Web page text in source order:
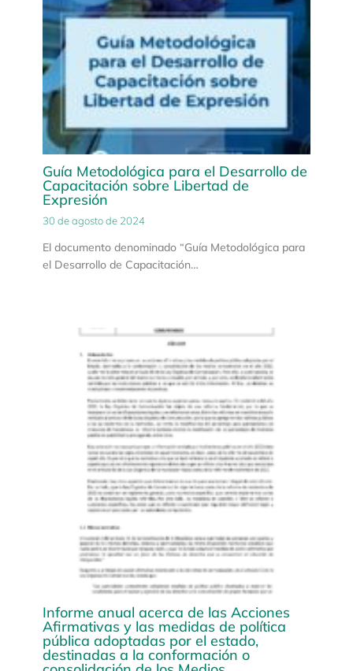
Guía Metodológica para el Desarrollo de
Capacitación sobre Libertad de
Expresión
30 de agosto de 2024
El documento denominado “Guía Metodológica para
el Desarrollo de Capacitación…
Informe anual acerca de las Acciones
Afirmativas y las medidas de política
pública adoptadas por el estado,
destinadas a la conformación o